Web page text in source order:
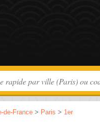
de-France > Paris > 1er